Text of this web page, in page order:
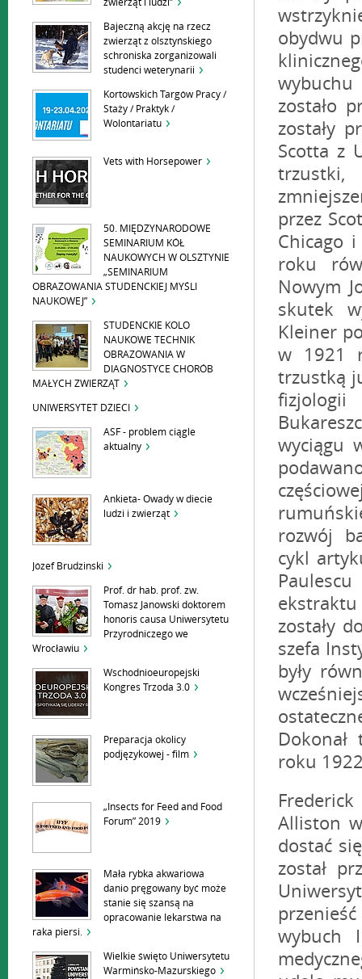
zwierząt i ludzi”
Bajeczną akcję na rzecz
zwierząt z olsztyńskiego
schroniska zorganizowali
studenci weterynarii
Kortowskich Targów Pracy /
Staży / Praktyk /
Wolontariatu
Vets with Horsepower
50. MIĘDZYNARODOWE
SEMINARIUM KÓŁ
NAUKOWYCH W OLSZTYNIE
„SEMINARIUM
OBRAZOWANIA STUDENCKIEJ MYŚLI
NAUKOWEJ”
STUDENCKIE KOLO
NAUKOWE TECHNIK
OBRAZOWANIA W
DIAGNOSTYCE CHORÓB
MAŁYCH ZWIERZĄT
UNIWERSYTET DZIECI
ASF - problem ciągle
aktualny
Ankieta- Owady w diecie
ludzi i zwierząt
Józef Brudzinski
Prof. dr hab. prof. zw.
Tomasz Janowski doktorem
honoris causa Uniwersytetu
Przyrodniczego we
Wrocławiu
Wschodnioeuropejski
Kongres Trzoda 3.0
Preparacja okolicy
podjęzykowej - film
„Insects for Feed and Food
Forum” 2019
Mała rybka akwariowa
danio pręgowany być może
stanie się szansą na
opracowanie lekarstwa na
raka piersi.
Wielkie święto Uniwersytetu
Warmińsko-Mazurskiego
obydwu
zostało
zostały
Scotta z
trzustki,
przez
Chicago
roku
Nowym
skutek
Kleiner
w 1921
trzustką
fizjologii
wyciągu
rozwój
cykl
zostały
szefa
były
roku
Alliston
dostać
został
wybuch